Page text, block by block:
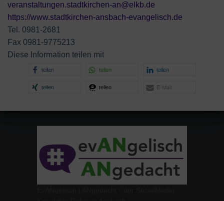
veranstaltungen.stadtkirchen-an@elkb.de
https://www.stadtkirchen-ansbach-evangelisch.de
Tel. 0981-2681
Fax 0981-9775213
Diese Information teilen mit
teilen teilen teilen
teilen teilen E-Mail